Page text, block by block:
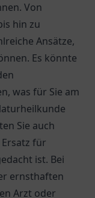
Von
hin zu
Ansätze,
Es könnte
was für Sie am
Sie auch
für
ist. Bei
ernsthaften
Arzt oder